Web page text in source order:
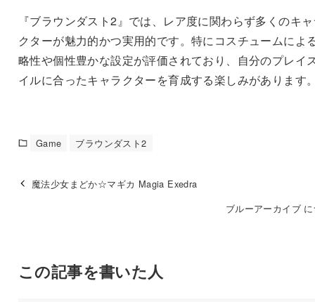
『ブラウンダスト2』では、レア度に関わらず多くのキ
クターが魅力的かつ実用的です。特にコスチュームによ
略性や個性豊かな設定が評価されており、自分のプレイ
イルに合ったキャラクターを育成する楽しみがあります
Game ブラウンダスト2
魔法少女まどか☆マギカ Magia Exedra
ブルーアーカイブ
この記事を書いた人